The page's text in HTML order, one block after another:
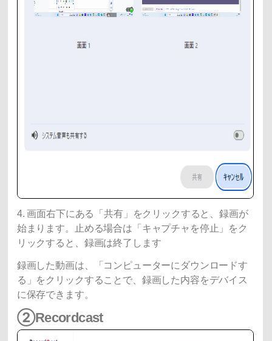
4. 画面右下にある「共有」をクリックすると、録画が
始まります。止める場合は「キャプチャを停止」をク
リックすると、録画は終了します
録画した動画は、「コンピューターにダウンロードす
る」をクリックすることで、録画した内容をデバイス
に保存できます。
②Recordcast